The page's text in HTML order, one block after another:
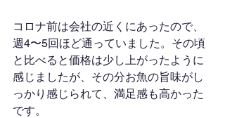
コロナ前は会社の近くにあったので、
週4〜5回ほど通っていました。その頃
と比べると価格は少し上がったように
感じましたが、その分お魚の旨味がし
っかり感じられて、満足感も高かった
です。